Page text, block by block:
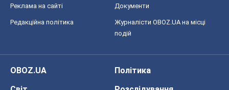
Реклама на сайті Документи
Редакційна політика
Журналісти OBOZ.UA на місці
подій
OBOZ.UA
Політика